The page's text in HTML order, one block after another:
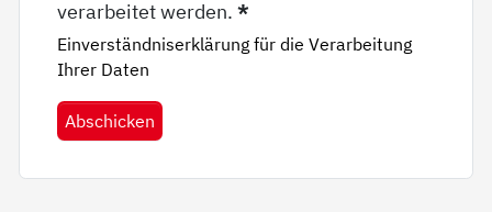
verarbeitet werden.*
Einverständniserklärung für die Verarbeitung
Ihrer Daten
Abschicken